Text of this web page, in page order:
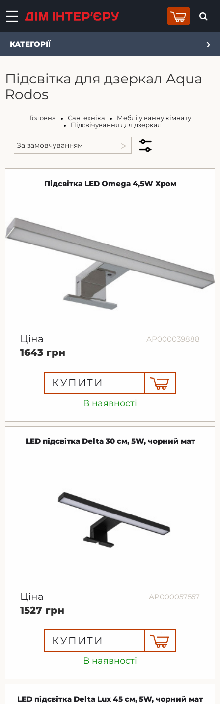
КАТЕГОРІЇ
Підсвітка для дзеркал Aqua
Rodos
Головна Сантехніка
Меблі у ванну кімнату
Підсвічування для дзеркал
В наявності
Підсвітка LED Omega 4,5W Хром
Ціна АР000039888
1643 грн
КУПИТИ
В наявності
LED підсвітка Delta 30 см, 5W, чорний мат
Ціна АР000057557
1527 грн
КУПИТИ
LED підсвітка Delta Lux 45 см, 5W, чорний мат